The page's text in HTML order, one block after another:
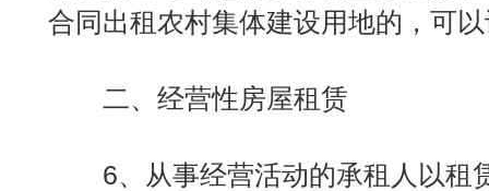
合同出租农村集体建设用地的，可
二、经营性房屋租赁
6、从事经营活动的承租人以租